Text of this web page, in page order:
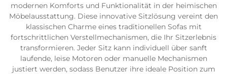
modernen Komforts und Funktionalität in der heimischen
Möbelausstattung. Diese innovative Sitzlösung vereint den
klassischen Charme eines traditionellen Sofas mit
fortschrittlichen Verstellmechanismen, die Ihr Sitzerlebnis
transformieren. Jeder Sitz kann individuell über sanft
laufende, leise Motoren oder manuelle Mechanismen
justiert werden, sodass Benutzer ihre ideale Position zum